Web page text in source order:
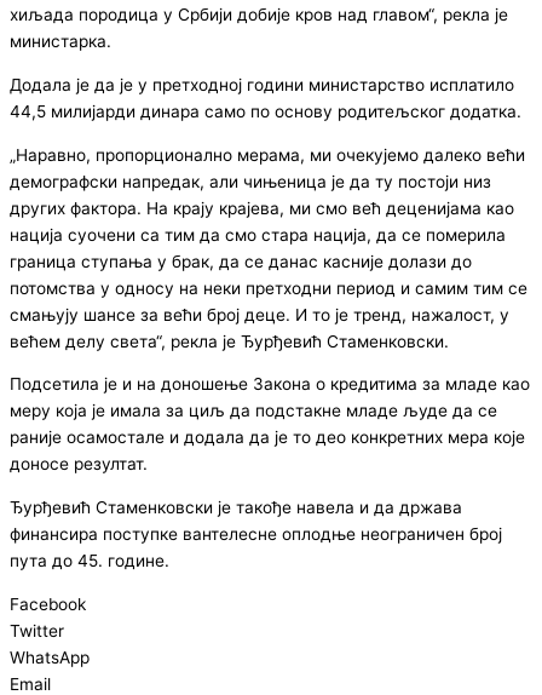
хиљада породица у Србији добије кров над главом“, рекла је
министарка.
Додала је да је у претходној години министарство исплатило
44,5 милијарди динара само по основу родитељског додатка.
„Наравно, пропорционално мерама, ми очекујемо далеко већи
демографски напредак, али чињеница је да ту постоји низ
других фактора. На крају крајева, ми смо већ деценијама као
нација суочени са тим да смо стара нација, да се померила
граница ступања у брак, да се данас касније долази до
потомства у односу на неки претходни период и самим тим се
смањују шансе за већи број деце. И то је тренд, нажалост, у
већем делу света“, рекла је Ђурђевић Стаменковски.
Подсетила је и на доношење Закона о кредитима за младе као
меру која је имала за циљ да подстакне младе људе да се
раније осамостале и додала да је то део конкретних мера које
доносе резултат.
Ђурђевић Стаменковски је такође навела и да држава
финансира поступке вантелесне оплодње неограничен број
пута до 45. године.
Facebook
Twitter
WhatsApp
Email